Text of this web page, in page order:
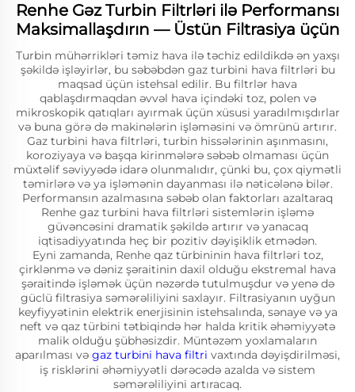
Renhe Gəz Turbin Filtrləri ilə Performansı
Maksimallaşdırın — Üstün Filtrasiya üçün
Turbin mühərrikləri təmiz hava ilə təchiz edildikdə ən yaxşı
şəkildə işləyirlər, bu səbəbdən gaz turbini hava filtrləri bu
maqsad üçün istehsal edilir. Bu filtrlər hava
qablaşdırmaqdan əvvəl hava içindəki toz, polen və
mikroskopik qatıqları ayırmak üçün xüsusi yaradılmışdırlar
və buna görə də makinələrin işləməsini və ömrünü artırır.
Gaz turbini hava filtrləri, turbin hissələrinin aşınmasını,
koroziyaya və başqa kirinmələrə səbəb olmaması üçün
müxtəlif səviyyədə idarə olunmalıdır, çünki bu, çox qiymətli
təmirlərə və ya işləmənin dayanması ilə nəticələnə bilər.
Performansın azalmasına səbəb olan faktorları azaltaraq
Renhe gaz turbini hava filtrləri sistemlərin işləmə
güvəncəsini dramatik şəkildə artırır və yanacaq
iqtisadiyyatında heç bir pozitiv dəyişiklik etmədən.
Eyni zamanda, Renhe qaz türbininin hava filtrləri toz,
çirklənmə və dəniz şəraitinin daxil olduğu ekstremal hava
şəraitində işləmək üçün nəzərdə tutulmuşdur və yenə də
güclü filtrasiya səmərəliliyini saxlayır. Filtrasiyanın uyğun
keyfiyyətinin elektrik enerjisinin istehsalında, sənaye və ya
neft və qaz türbini tətbiqində hər halda kritik əhəmiyyətə
malik olduğu şübhəsizdir. Müntəzəm yoxlamaların
aparılması və gaz turbini hava filtri vaxtında dəyişdirilməsi,
iş risklərini əhəmiyyətli dərəcədə azalda və sistem
səmərəliliyini artıracaq.